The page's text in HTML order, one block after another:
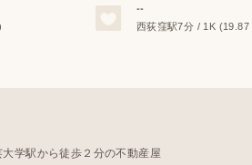
--
西荻窪駅7分 / 1K (19.87
学駅から徒歩２分の不動産屋